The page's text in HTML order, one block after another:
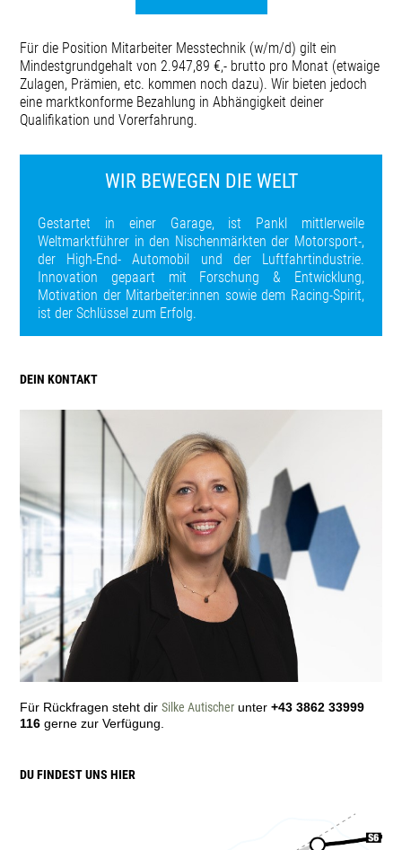
WIR BEWEGEN DIE WELT
Gestartet in einer Garage, ist Pankl mittlerweile
Weltmarktführer in den Nischenmärkten der Motorsport-,
der High-End- Automobil und der Luftfahrtindustrie.
Innovation gepaart mit Forschung & Entwicklung,
Motivation der Mitarbeiter:innen sowie dem Racing-Spirit,
ist der Schlüssel zum Erfolg.
Für die Position Mitarbeiter Messtechnik (w/m/d) gilt ein
Mindestgrundgehalt von 2.947,89 €,- brutto pro Monat (etwaige
Zulagen, Prämien, etc. kommen noch dazu). Wir bieten jedoch
eine marktkonforme Bezahlung in Abhängigkeit deiner
Qualifikation und Vorerfahrung.
DEIN KONTAKT
Für Rückfragen steht dirSilke Autischer unter+43 3862 33999
116 gerne zur Verfügung.
DU FINDEST UNS HIER